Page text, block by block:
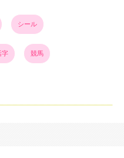
シール
字 競馬